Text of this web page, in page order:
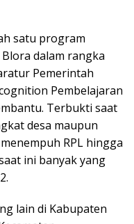
satu program
dalam rangka
Pemerintah
Pembelajaran
Terbukti saat
desa maupun
RPL hingga
ini banyak yang
lain di Kabupaten